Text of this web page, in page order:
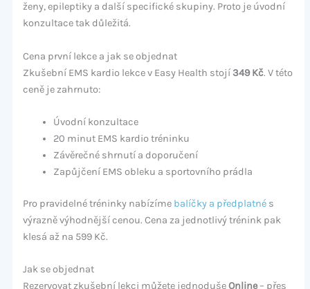
ženy, epileptiky a další specifické skupiny. Proto je úvodní
konzultace tak důležitá.
Cena první lekce a jak se objednat
Zkušební EMS kardio lekce v Easy Health stojí 349 Kč. V této
ceně je zahrnuto:
Úvodní konzultace
20 minut EMS kardio tréninku
Závěrečné shrnutí a doporučení
Zapůjčení EMS obleku a sportovního prádla
Pro pravidelné tréninky nabízíme balíčky a předplatnés
výrazně výhodnější cenou. Cena za jednotlivý trénink pak
klesá až na 599 Kč.
Jak se objednat
Rezervovat zkušební lekci můžete jednodušeOnline– přes